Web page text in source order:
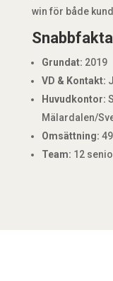
win för både
Grundat: 2019
VD & Kontakt:
Huvudkontor:
Mälardalen/
Omsättning:
Team: 12